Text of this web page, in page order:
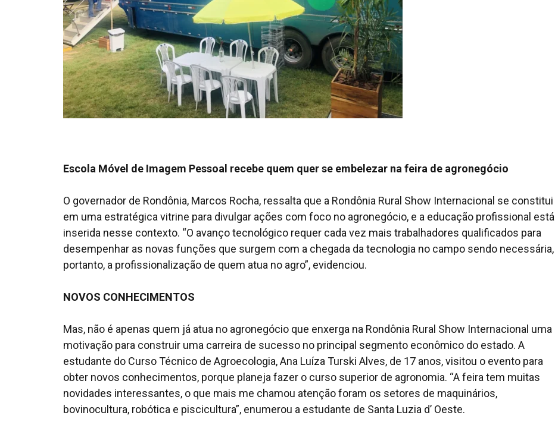
Escola Móvel de Imagem Pessoal recebe quem quer se embelezar na feira de agronegócio
O governador de Rondônia, Marcos Rocha, ressalta que a Rondônia Rural Show Internacional se constitui
em uma estratégica vitrine para divulgar ações com foco no agronegócio, e a educação profissional está
inserida nesse contexto. “O avanço tecnológico requer cada vez mais trabalhadores qualificados para
desempenhar as novas funções que surgem com a chegada da tecnologia no campo sendo necessária,
portanto, a profissionalização de quem atua no agro”, evidenciou.
NOVOS CONHECIMENTOS
Mas, não é apenas quem já atua no agronegócio que enxerga na Rondônia Rural Show Internacional uma
motivação para construir uma carreira de sucesso no principal segmento econômico do estado. A
estudante do Curso Técnico de Agroecologia, Ana Luíza Turski Alves, de 17 anos, visitou o evento para
obter novos conhecimentos, porque planeja fazer o curso superior de agronomia. “A feira tem muitas
novidades interessantes, o que mais me chamou atenção foram os setores de maquinários,
bovinocultura, robótica e piscicultura”, enumerou a estudante de Santa Luzia d’ Oeste.